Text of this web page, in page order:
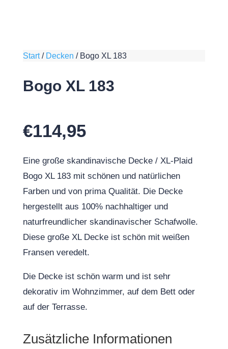
Start/ Decken / Bogo XL 183
Bogo XL 183
€114,95
Eine große skandinavische Decke / XL-Plaid
Bogo XL 183 mit schönen und natürlichen
Farben und von prima Qualität. Die Decke
hergestellt aus 100% nachhaltiger und
naturfreundlicher skandinavischer Schafwolle.
Diese große XL Decke ist schön mit weißen
Fransen veredelt.
Die Decke ist schön warm und ist sehr
dekorativ im Wohnzimmer, auf dem Bett oder
auf der Terrasse.
Zusätzliche Informationen